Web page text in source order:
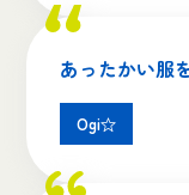
あったかい服
Ogi☆